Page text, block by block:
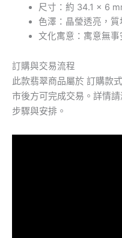
尺寸：約 34.1 × 6
色澤：晶瑩透亮，質
文化寓意：寓意無
訂購與交易流程
此款翡翠商品屬於 訂購款
市後方可完成交易。詳情
步驟與安排。